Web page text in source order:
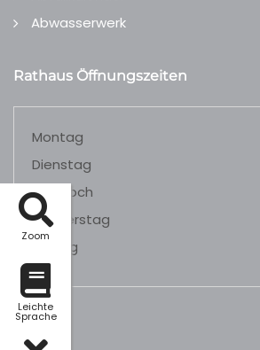
Zoom
Leichte
Sprache
Abwasserwerk
Rathaus Öffnungszeiten
Montag
Dienstag
Mittwoch
Donnerstag
Freitag